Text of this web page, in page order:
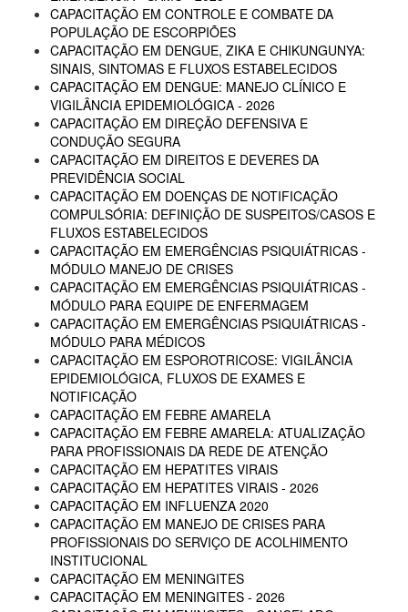
CAPACITAÇÃO EM CONTROLE E COMBATE DA
POPULAÇÃO DE ESCORPIÕES
CAPACITAÇÃO EM DENGUE, ZIKA E CHIKUNGUNYA:
SINAIS, SINTOMAS E FLUXOS ESTABELECIDOS
CAPACITAÇÃO EM DENGUE: MANEJO CLÍNICO E
VIGILÂNCIA EPIDEMIOLÓGICA - 2026
CAPACITAÇÃO EM DIREÇÃO DEFENSIVA E
CONDUÇÃO SEGURA
CAPACITAÇÃO EM DIREITOS E DEVERES DA
PREVIDÊNCIA SOCIAL
CAPACITAÇÃO EM DOENÇAS DE NOTIFICAÇÃO
COMPULSÓRIA: DEFINIÇÃO DE SUSPEITOS/CASOS E
FLUXOS ESTABELECIDOS
CAPACITAÇÃO EM EMERGÊNCIAS PSIQUIÁTRICAS -
MÓDULO MANEJO DE CRISES
CAPACITAÇÃO EM EMERGÊNCIAS PSIQUIÁTRICAS -
MÓDULO PARA EQUIPE DE ENFERMAGEM
CAPACITAÇÃO EM EMERGÊNCIAS PSIQUIÁTRICAS -
MÓDULO PARA MÉDICOS
CAPACITAÇÃO EM ESPOROTRICOSE: VIGILÂNCIA
EPIDEMIOLÓGICA, FLUXOS DE EXAMES E
NOTIFICAÇÃO
CAPACITAÇÃO EM FEBRE AMARELA
CAPACITAÇÃO EM FEBRE AMARELA: ATUALIZAÇÃO
PARA PROFISSIONAIS DA REDE DE ATENÇÃO
CAPACITAÇÃO EM HEPATITES VIRAIS
CAPACITAÇÃO EM HEPATITES VIRAIS - 2026
CAPACITAÇÃO EM INFLUENZA 2020
CAPACITAÇÃO EM MANEJO DE CRISES PARA
PROFISSIONAIS DO SERVIÇO DE ACOLHIMENTO
INSTITUCIONAL
CAPACITAÇÃO EM MENINGITES
CAPACITAÇÃO EM MENINGITES - 2026